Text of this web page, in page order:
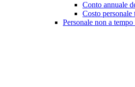
Conto annuale
Costo
Personale non a